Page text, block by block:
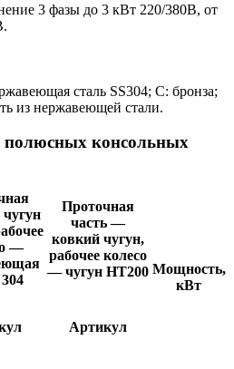
3 фазы до 3 кВт 220/380В, от
сталь SS304; C: бронза;
из нержавеющей стали.
полюсных консольных
—
Проточная
часть —
ковкий чугун,
рабочее колесо
— чугун HT200 Мощность,
кВт
Артикул